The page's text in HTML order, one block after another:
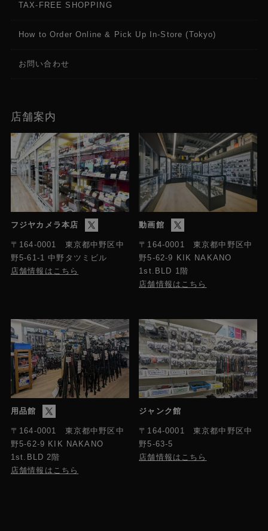
TAX-FREE SHOPPING
How to Order Online & Pick Up In-Store (Tokyo)
お問い合わせ
店舗案内
フジヤカメラ本店
〒164-0001 東京都中野区中
野5-61-1 中野タツミビル
店舗情報はこちら
動画館
〒164-0001 東京都中野区中
野5-62-9 KIK NAKANO
1st.BLD 1階
店舗情報はこちら
用品館
〒164-0001 東京都中野区中
野5-62-9 KIK NAKANO
1st.BLD 2階
店舗情報はこちら
ジャンク館
〒164-0001 東京都中野区中
野5-63-5
店舗情報はこちら